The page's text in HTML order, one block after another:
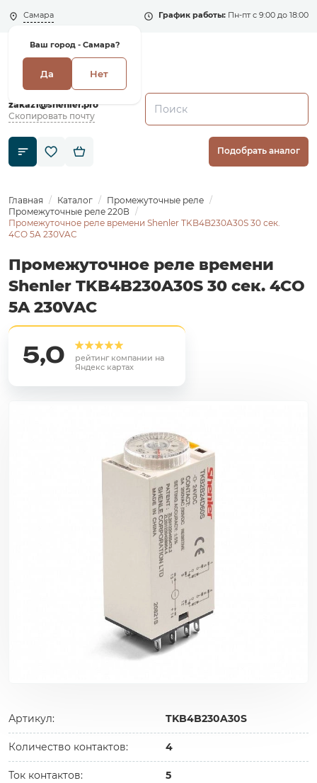
Самара
Ваш город - Самара?
Да Нет
График работы: Пн-пт с 9:00 до 18:00
+7 (495) 135-135-5
zakaz1@shenler.pro
Скопировать почту
Подобрать аналог
Главная Каталог
Промежуточные реле
Промежуточные реле 220В
Промежуточное реле времени Shenler TKB4B230A30S 30 сек.
4CO 5A 230VAC
Промежуточное реле времени
Shenler TKB4B230A30S 30 сек. 4CO
5A 230VAC
5,0
рейтинг компании на
Яндекс картах
Артикул: TKB4B230A30S
Количество контактов: 4
Ток контактов: 5